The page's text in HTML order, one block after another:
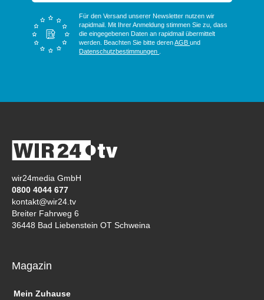
Für den Versand unserer Newsletter nutzen wir
rapidmail. Mit Ihrer Anmeldung stimmen Sie zu, dass
die eingegebenen Daten an rapidmail übermittelt
werden. Beachten Sie bitte derenAGBund
Datenschutzbestimmungen
wir24media GmbH
0800 4044 677
kontakt@wir24.tv
Breiter Fahrweg 6
36448 Bad Liebenstein OT Schweina
Magazin
Mein Zuhause